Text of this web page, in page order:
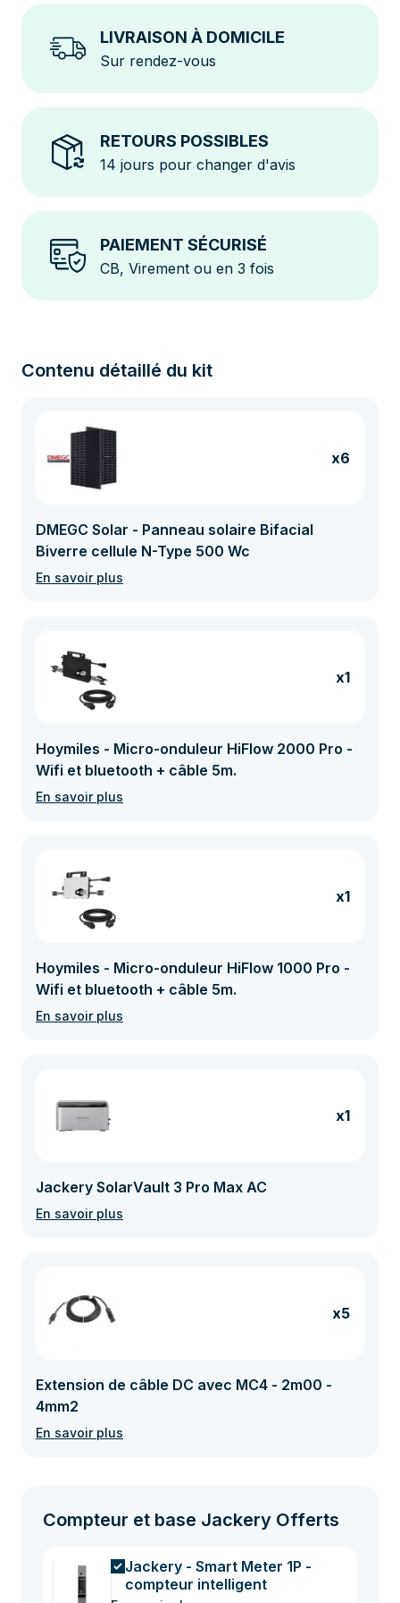
quotidien.
LIVRAISON À DOMICILE
Sur rendez-vous
RETOURS POSSIBLES
14 jours pour changer d'avis
PAIEMENT SÉCURISÉ
CB, Virement ou en 3 fois
Contenu détaillé du kit
x6
DMEGC Solar - Panneau solaire Bifacial
Biverre cellule N-Type 500 Wc
En savoir plus
x1
Hoymiles - Micro-onduleur HiFlow 2000 Pro -
Wifi et bluetooth + câble 5m.
En savoir plus
x1
Hoymiles - Micro-onduleur HiFlow 1000 Pro -
Wifi et bluetooth + câble 5m.
En savoir plus
x1
Jackery SolarVault 3 Pro Max AC
En savoir plus
x5
Extension de câble DC avec MC4 - 2m00 -
4mm2
En savoir plus
Compteur et base Jackery Offerts
Jackery - Smart Meter 1P -
compteur intelligent